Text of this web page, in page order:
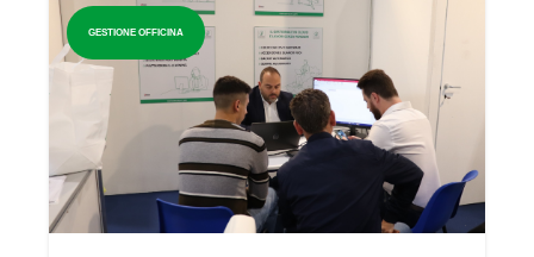
GESTIONE OFFICINA